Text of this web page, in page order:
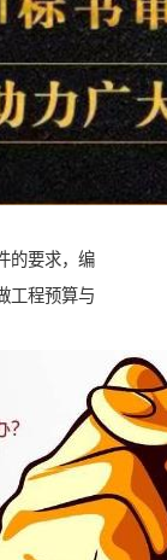
的要求，编
工程预算与